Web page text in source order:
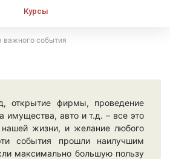
Курсы
важного события
открытие фирмы, проведение
имущества, авто и т.д. – все это
жизни, и желание любого
события прошли наилучшим
максимально большую пользу